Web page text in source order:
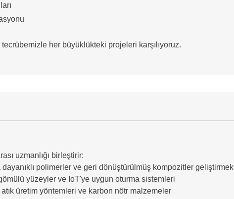
tecrübemizle her büyüklükteki projeleri karşılıyoruz.
uzmanlığı birleştirir:
dayanıklı polimerler ve geri dönüştürülmüş kompozitler geliştirmek
gömülü yüzeyler ve IoT'ye uygun oturma sistemleri
atık üretim yöntemleri ve karbon nötr malzemeler